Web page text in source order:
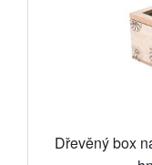
Dřevěný box